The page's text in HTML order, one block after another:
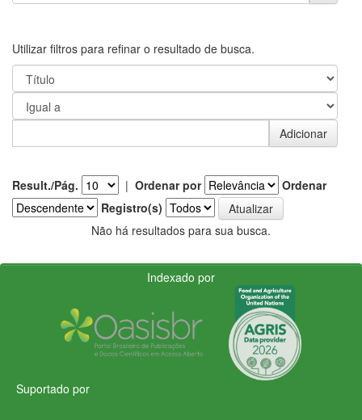
Utilizar filtros para refinar o resultado de busca.
Result./Pág. | Ordenar por
Ordenar
Registro(s)
Não há resultados para sua busca.
Indexado por
Suportado por